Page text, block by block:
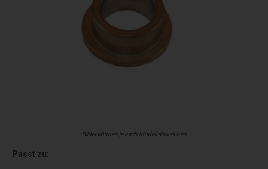
Bilder können je nach Modell abweichen
Passt zu: